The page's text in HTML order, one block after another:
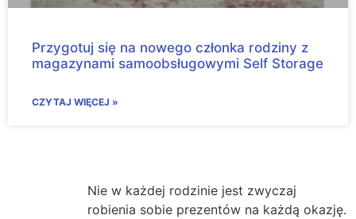
Przygotuj się na nowego członka rodziny z
magazynami samoobsługowymi Self Storage
CZYTAJ WIĘCEJ »
Nie w każdej rodzinie jest zwyczaj
robienia sobie prezentów na każdą okazję.